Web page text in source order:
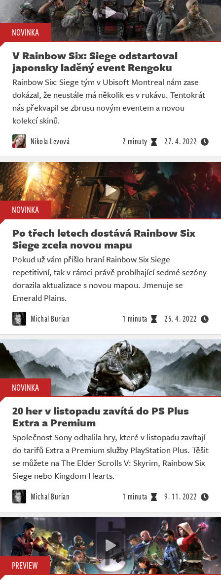
NOVINKA
V Rainbow Six: Siege odstartoval
japonsky laděný event Rengoku
Rainbow Six: Siege tým v Ubisoft Montreal nám zase
dokázal, že neustále má několik es v rukávu. Tentokrát
nás překvapil se zbrusu novým eventem a novou
kolekcí skinů.
Nikola Levová 2 minuty 27. 4. 2022
NOVINKA
Po třech letech dostává Rainbow Six
Siege zcela novou mapu
Pokud už vám přišlo hraní Rainbow Six Siege
repetitivní, tak v rámci právě probíhající sedmé sezóny
dorazila aktualizace s novou mapou. Jmenuje se
Emerald Plains.
Michal Burian 1 minuta 25. 4. 2022
NOVINKA
20 her v listopadu zavítá do PS Plus
Extra a Premium
Společnost Sony odhalila hry, které v listopadu zavítají
do tarifů Extra a Premium služby PlayStation Plus. Těšit
se můžete na The Elder Scrolls V: Skyrim, Rainbow Six
Siege nebo Kingdom Hearts.
Michal Burian 1 minuta 9. 11. 2022
PREVIEW